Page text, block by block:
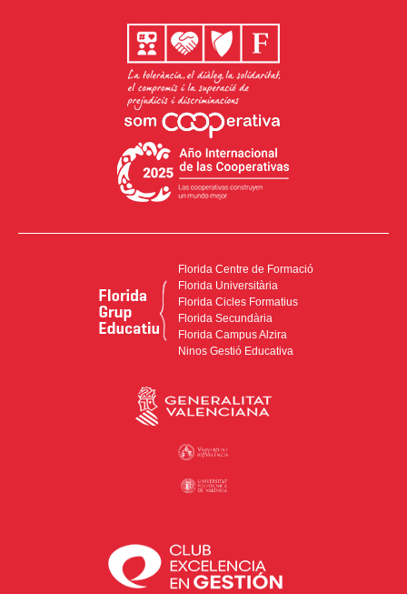
Florida Centre de Formació
Florida Universitària
Florida Cicles Formatius
Florida Secundària
Florida Campus Alzira
Ninos Gestió Educativa